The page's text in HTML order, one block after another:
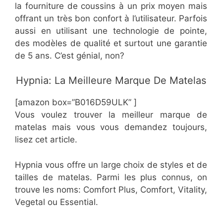
la fourniture de coussins à un prix moyen mais
offrant un très bon confort à l’utilisateur. Parfois
aussi en utilisant une technologie de pointe,
des modèles de qualité et surtout une garantie
de 5 ans. C’est génial, non?
​Hypnia: La Meilleure Marque De Matelas
[amazon box=”B016D59ULK” ]
Vous voulez trouver la meilleur marque de
matelas mais vous vous demandez toujours,
lisez cet article.
Hypnia vous offre un large choix de styles et de
tailles de matelas. Parmi les plus connus, on
trouve les noms: Comfort Plus, Comfort, Vitality,
Vegetal ou Essential.